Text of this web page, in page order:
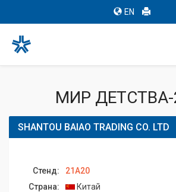
EN
МИР ДЕТСТВА-
SHANTOU BAIAO TRADING CO. LTD
Стенд:
21A20
Страна:
Китай